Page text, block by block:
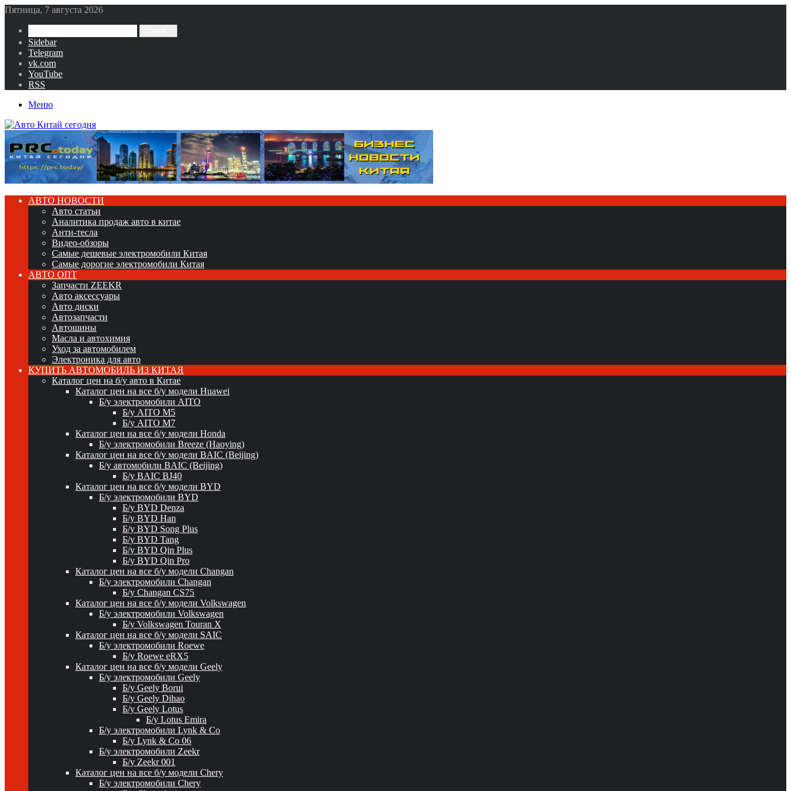
Пятница, 7 августа 2026
Sidebar
Telegram
vk.com
YouTube
RSS
Меню
АВТО НОВОСТИ
Авто статьи
Аналитика продаж авто в китае
Анти-тесла
Видео-обзоры
Самые дешевые электромобили Китая
Самые дорогие электромобили Китая
АВТО ОПТ
Запчасти ZEEKR
Авто аксессуары
Авто диски
Автозапчасти
Автошины
Масла и автохимия
Уход за автомобилем
Электроника для авто
КУПИТЬ АВТОМОБИЛЬ ИЗ КИТАЯ
Каталог цен на б/у авто в Китае
Каталог цен на все б/у модели Huawei
Б/у электромобили AITO
Б/у AITO M5
Б/у AITO M7
Каталог цен на все б/у модели Honda
Б/у электромобили Breeze (Haoying)
Каталог цен на все б/у модели BAIC (Beijing)
Б/у автомобили BAIC (Beijing)
Б/у BAIC BJ40
Каталог цен на все б/у модели BYD
Б/у электромобили BYD
Б/у BYD Denza
Б/у BYD Han
Б/у BYD Song Plus
Б/у BYD Tang
Б/у BYD Qin Plus
Б/у BYD Qin Pro
Каталог цен на все б/у модели Changan
Б/у электромобили Changan
Б/у Changan CS75
Каталог цен на все б/у модели Volkswagen
Б/у электромобили Volkswagen
Б/у Volkswagen Touran X
Каталог цен на все б/у модели SAIC
Б/у электромобили Roewe
Б/у Roewe eRX5
Каталог цен на все б/у модели Geely
Б/у электромобили Geely
Б/у Geely Borui
Б/у Geely Dihao
Б/у Geely Lotus
Б/у Lotus Emira
Б/у электромобили Lynk & Co
Б/у Lynk & Co 06
Б/у электромобили Zeekr
Б/у Zeekr 001
Каталог цен на все б/у модели Chery
Б/у электромобили Chery